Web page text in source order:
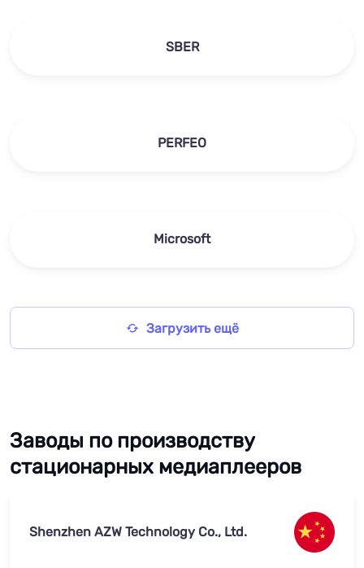
SBER
PERFEO
Microsoft
Загрузить ещё
Заводы по производству
стационарных медиаплееров
Shenzhen AZW Technology Co., Ltd.